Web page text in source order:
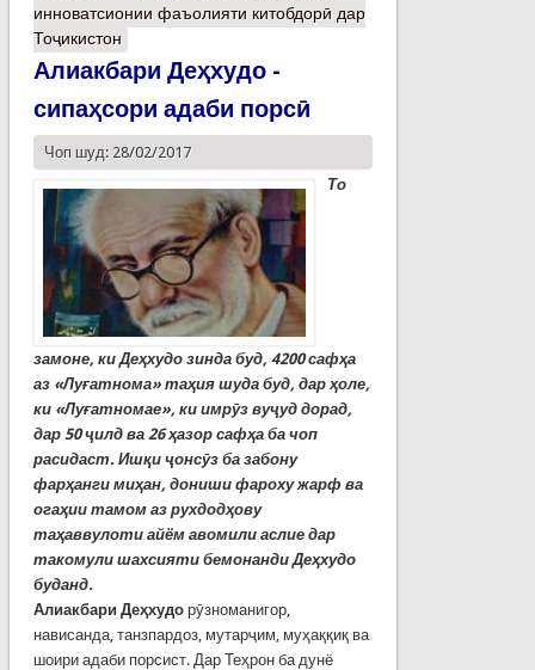
инноватсионии фаъолияти китобдорӣ дар
Тоҷикистон
Алиакбари Деҳхудо -
сипаҳсори адаби порсӣ
Чоп шуд: 28/02/2017
То
замоне, ки Деҳхудо зинда буд, 4200 сафҳа
аз «Луғатнома» таҳия шуда буд, дар ҳоле,
ки «Луғатномае», ки имрӯз вуҷуд дорад,
дар 50 ҷилд ва 26 ҳазор сафҳа ба чоп
расидаст. Ишқи ҷонсӯз ба забону
фарҳанги миҳан, дониши фароху жарф ва
огаҳии тамом аз рухдодҳову
таҳаввулоти айём авомили аслие дар
такомули шахсияти бемонанди Деҳхудо
буданд.
Алиакбари Деҳхудо рӯзноманигор,
нависанда, танзпардоз, мутарҷим, муҳаққиқ ва
шоири адаби порсист. Дар Теҳрон ба дунё